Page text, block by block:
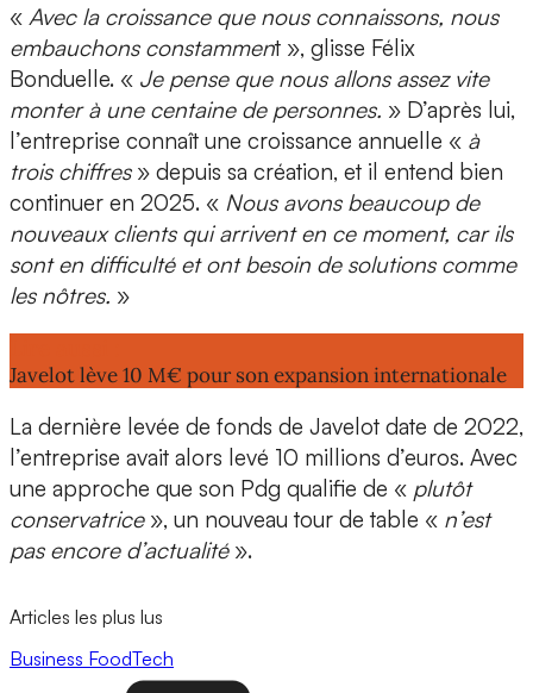
« Avec la croissance que nous connaissons, nous
embauchons constamment », glisse Félix
Bonduelle. « Je pense que nous allons assez vite
monter à une centaine de personnes. » D’après lui,
l’entreprise connaît une croissance annuelle « à
trois chiffres» depuis sa création, et il entend bien
continuer en 2025. « Nous avons beaucoup de
nouveaux clients qui arrivent en ce moment, car ils
sont en difficulté et ont besoin de solutions comme
les nôtres. »
Javelot lève 10 M€ pour son expansion internationale
La dernière levée de fonds de Javelot date de 2022,
l’entreprise avait alors levé 10 millions d’euros. Avec
une approche que son Pdg qualifie de « plutôt
conservatrice», un nouveau tour de table « n’est
pas encore d’actualité».
Articles les plus lus
Business FoodTech